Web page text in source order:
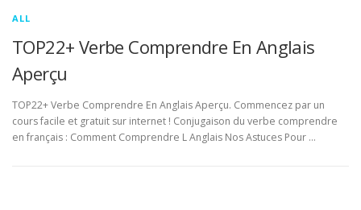
ALL
TOP22+ Verbe Comprendre En Anglais
Aperçu
TOP22+ Verbe Comprendre En Anglais Aperçu. Commencez par un
cours facile et gratuit sur internet ! Conjugaison du verbe comprendre
en français : Comment Comprendre L Anglais Nos Astuces Pour …